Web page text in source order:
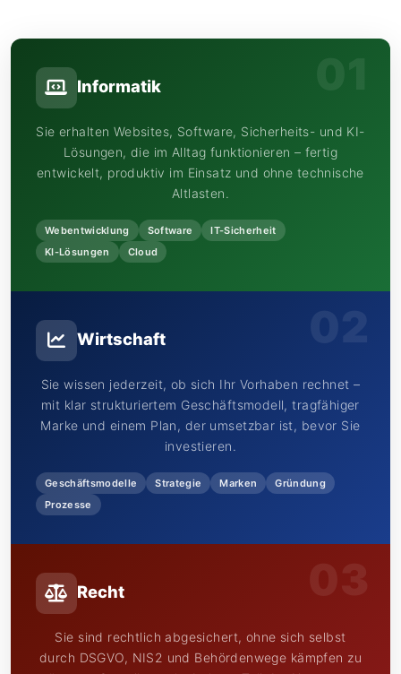
Informatik
Sie erhalten Websites, Software, Sicherheits- und KI-
Lösungen, die im Alltag funktionieren – fertig
entwickelt, produktiv im Einsatz und ohne technische
Altlasten.
Webentwicklung Software
IT-Sicherheit
KI-Lösungen
Cloud
Wirtschaft
Sie wissen jederzeit, ob sich Ihr Vorhaben rechnet –
mit klar strukturiertem Geschäftsmodell, tragfähiger
Marke und einem Plan, der umsetzbar ist, bevor Sie
investieren.
Geschäftsmodelle Strategie Marken
Gründung
Prozesse
Recht
Sie sind rechtlich abgesichert, ohne sich selbst
durch DSGVO, NIS2 und Behördenwege kämpfen zu